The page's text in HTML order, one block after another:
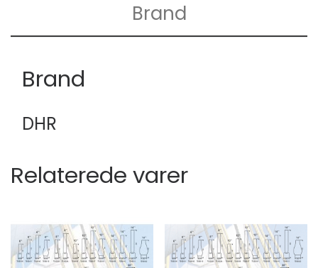
Brand
Brand
DHR
Relaterede varer